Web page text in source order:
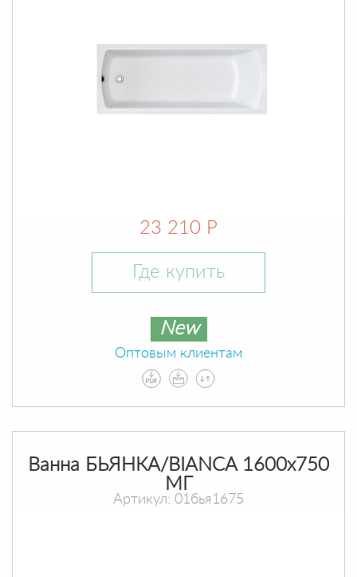
23 210 Р
Где купить
New
Оптовым клиентам
Ванна БЬЯНКА/BIANCA 1600х750
МГ
Артикул: 01бья1675